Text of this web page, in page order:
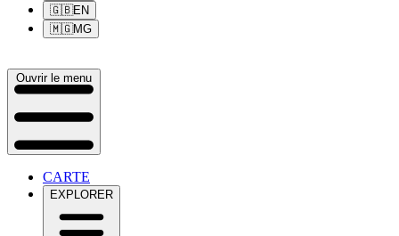
🇬🇧EN
🇲🇬MG
Ouvrir le menu
CARTE
EXPLORER